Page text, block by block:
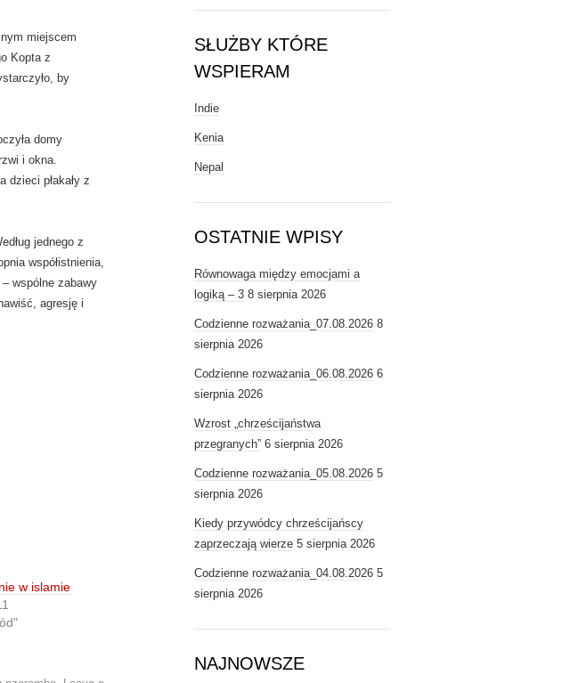
miejscem
Kopta z
by
domy
i okna.
dzieci płakały z
jednego z
współistnienia,
wspólne zabawy
agresję i
w islamie
SŁUŻBY KTÓRE
WSPIERAM
Indie
Kenia
Nepal
OSTATNIE WPISY
Równowaga między emocjami a
logiką – 3 8 sierpnia 2026
Codzienne rozważania_07.08.2026 8
sierpnia 2026
Codzienne rozważania_06.08.2026 6
sierpnia 2026
Wzrost „chrześcijaństwa
przegranych” 6 sierpnia 2026
Codzienne rozważania_05.08.2026 5
sierpnia 2026
Kiedy przywódcy chrześcijańscy
zaprzeczają wierze 5 sierpnia 2026
Codzienne rozważania_04.08.2026 5
sierpnia 2026
NAJNOWSZE